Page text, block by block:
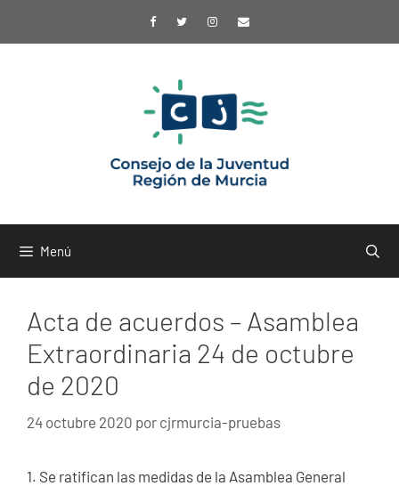
Menú
Acta de acuerdos – Asamblea
Extraordinaria 24 de octubre
de 2020
24 octubre 2020 por cjrmurcia-pruebas
1. Se ratifican las medidas de la Asamblea General